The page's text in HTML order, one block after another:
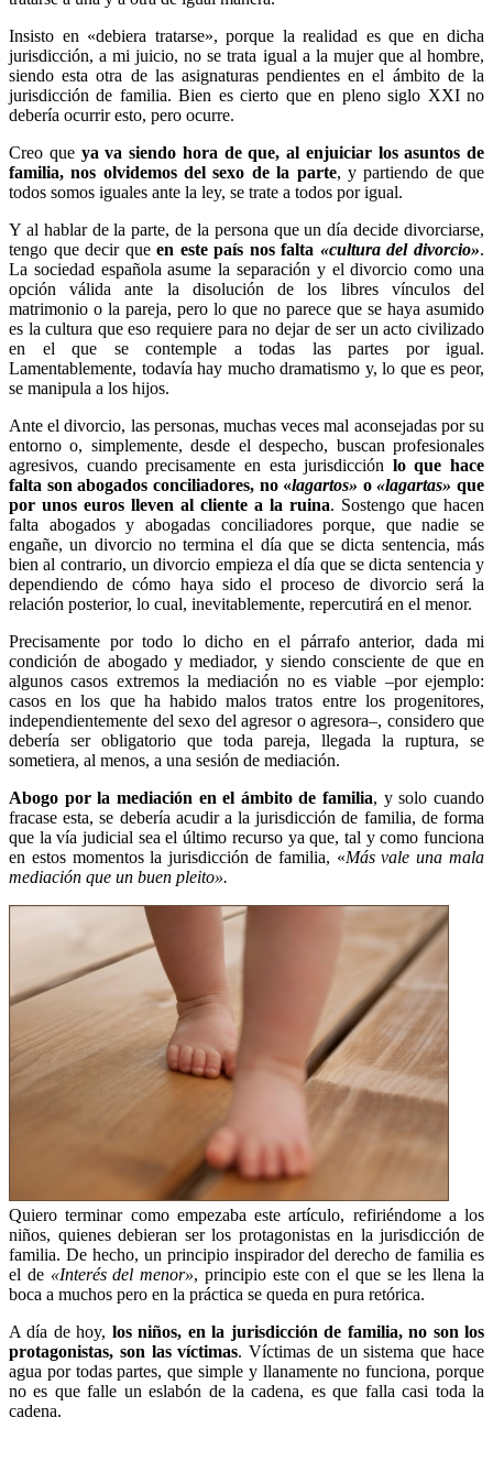
Insisto en «debiera tratarse», porque la realidad es que en dicha
jurisdicción, a mi juicio, no se trata igual a la mujer que al hombre,
siendo esta otra de las asignaturas pendientes en el ámbito de la
jurisdicción de familia. Bien es cierto que en pleno siglo XXI no
debería ocurrir esto, pero ocurre.
Creo que ya va siendo hora de que, al enjuiciar los asuntos de
familia, nos olvidemos del sexo de la parte, y partiendo de que
todos somos iguales ante la ley, se trate a todos por igual.
Y al hablar de la parte, de la persona que un día decide divorciarse,
tengo que decir queen este país nos falta «cultura del divorcio».
La sociedad española asume la separación y el divorcio como una
opción válida ante la disolución de los libres vínculos del
matrimonio o la pareja, pero lo que no parece que se haya asumido
es la cultura que eso requiere para no dejar de ser un acto civilizado
en el que se contemple a todas las partes por igual.
Lamentablemente, todavía hay mucho dramatismo y, lo que es peor,
se manipula a los hijos.
Ante el divorcio, las personas, muchas veces mal aconsejadas por su
entorno o, simplemente, desde el despecho, buscan profesionales
agresivos, cuando precisamente en esta jurisdicción lo que hace
falta son abogados conciliadores, no «lagartos» o«lagartas» que
por unos euros lleven al cliente a la ruina. Sostengo que hacen
falta abogados y abogadas conciliadores porque, que nadie se
engañe, un divorcio no termina el día que se dicta sentencia, más
bien al contrario, un divorcio empieza el día que se dicta sentencia y
dependiendo de cómo haya sido el proceso de divorcio será la
relación posterior, lo cual, inevitablemente, repercutirá en el menor.
Precisamente por todo lo dicho en el párrafo anterior, dada mi
condición de abogado y mediador, y siendo consciente de que en
algunos casos extremos la mediación no es viable –por ejemplo:
casos en los que ha habido malos tratos entre los progenitores,
independientemente del sexo del agresor o agresora–, considero que
debería ser obligatorio que toda pareja, llegada la ruptura, se
sometiera, al menos, a una sesión de mediación.
Abogo por la mediación en el ámbito de familia, y solo cuando
fracase esta, se debería acudir a la jurisdicción de familia, de forma
que la vía judicial sea el último recurso ya que, tal y como funciona
en estos momentos la jurisdicción de familia, «Más vale una mala
mediación que un buen pleito».
Quiero terminar como empezaba este artículo, refiriéndome a los
niños, quienes debieran ser los protagonistas en la jurisdicción de
familia. De hecho, un principio inspirador del derecho de familia es
el de «Interés del menor», principio este con el que se les llena la
boca a muchos pero en la práctica se queda en pura retórica.
A día de hoy, los niños, en la jurisdicción de familia, no son los
protagonistas, son las víctimas. Víctimas de un sistema que hace
agua por todas partes, que simple y llanamente no funciona, porque
no es que falle un eslabón de la cadena, es que falla casi toda la
cadena.